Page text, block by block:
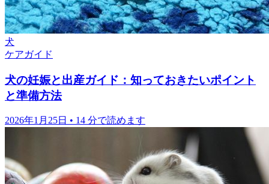
犬
ケアガイド
犬の妊娠と出産ガイド：知っておきたいポイント
と準備方法
2026年1月25日 • 14 分で読めます